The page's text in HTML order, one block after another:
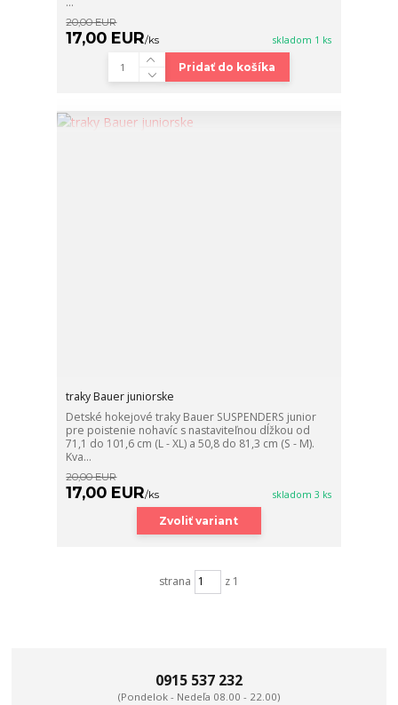
20,00 EUR
17,00 EUR/ks skladom 1 ks
Pridať do košíka
traky Bauer juniorske
Detské hokejové traky Bauer SUSPENDERS junior
pre poistenie nohavíc s nastaviteľnou dĺžkou od
71,1 do 101,6 cm (L - XL) a 50,8 do 81,3 cm (S - M).
Kva...
20,00 EUR
17,00 EUR/ks skladom 3 ks
Zvoliť variant
strana z 1
0915 537 232
(Pondelok - Nedeľa 08.00 - 22.00)